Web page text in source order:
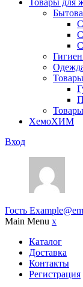
Товары для
ХемоХИМ
Вход
Гость
Main Menu x
Каталог
Доставка
Контакты
Регистрация